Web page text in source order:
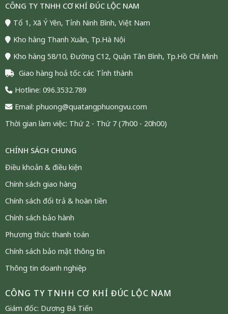
Cây Phát Tài Mạ Vàng 24K – Quà Tặng
Khai Trương Cao Cấp
Cây phát tài mạ vàng 24K trưng bày trong không gian văn
Trong số các dòng quà tặng khai trương cao cấp,
kim ngân mạ vàng 24K
CÔNG TY TNHH CƠ KHÍ ĐÚC LỘC NAM
Tổ 1, Xã Ý Yên, Tỉnh Ninh Bình, Việt Nam
Kho hàng Thanh Xuân, Tp.Hà Nội
Kho hàng 58/10, Đường C12, Quận Tân Bình, Tp.Hồ Chí Minh
Giao hàng hoả tốc các Tỉnh thành
Hotline: 096.3532.789
Email: phuong@quatangphuongvu.com
Thời gian làm việc: Thứ 2 - Thứ 7 (7h00 - 20h00)
CHÍNH SÁCH CHUNG
Điều khoản & điều kiện
Chính sách giao hàng
Chính sách đổi trả & hoàn tiền
Chính sách bảo hành
Phương thức thanh toán
Chính sách bảo mật thông tin
Thông tin doanh nghiệp
CÔNG TY TNHH CƠ KHÍ ĐÚC LỘC NAM
Giám đốc: Dương Bá Tiến